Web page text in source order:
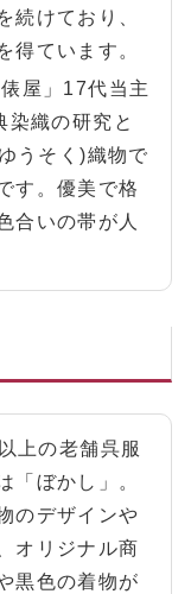
続けており、
得ています。
屋」17代当主
染織の研究と
うそく)織物で
す。優美で格
合いの帯が人
上の老舗呉服
「ぼかし」。
のデザインや
オリジナル商
黒色の着物が